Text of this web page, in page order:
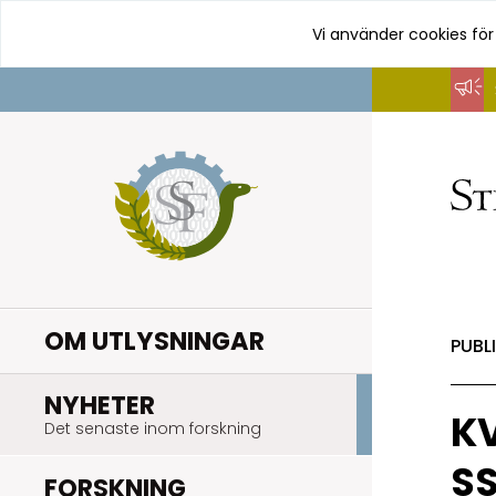
innehåll
Vi använder cookies
OM UTLYSNINGAR
NYHETER
Det senaste inom forskning
FORSKNING